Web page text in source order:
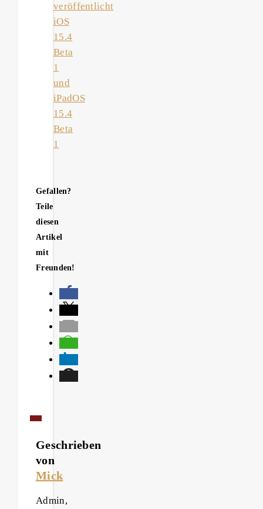
veröffentlicht
iOS
15.4
Beta
1
und
iPadOS
15.4
Beta
1
Gefallen?
Teile
diesen
Artikel
mit
Freunden!
Geschrieben
von
Mick
Admin,